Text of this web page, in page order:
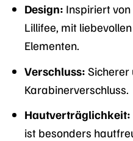
Design: Inspiriert
Lillifee, mit
Elementen.
Verschluss: Sicherer
Karabinerverschluss.
Hautverträglichkeit:
ist besonders